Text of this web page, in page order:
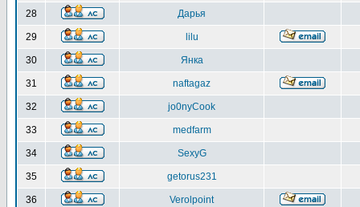
28 Дарья
29 lilu
30 Янка
31 naftagaz
32 jo0nyCook
33 medfarm
34 SexyG
35 getorus231
36 Verolpoint